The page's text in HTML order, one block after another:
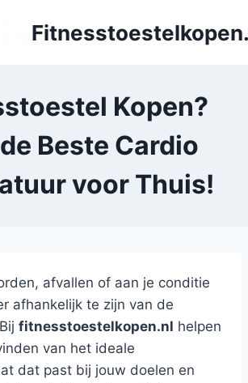
Kopen?
Beste Cardio
voor Thuis!
afvallen of aan je conditie
afhankelijk te zijn van de
fitnesstoestelkopen.nl helpen
van het ideale
dat past bij jouw doelen en